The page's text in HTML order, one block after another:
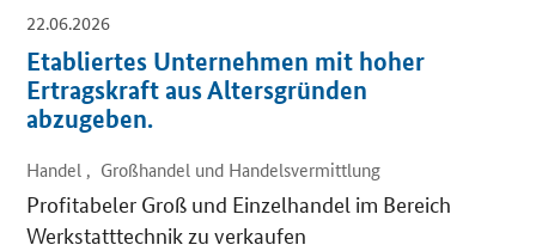
22.06.2026
Etabliertes Unternehmen mit hoher
Ertragskraft aus Altersgründen
abzugeben.
Handel , Großhandel und Handelsvermittlung
Profitabeler Groß und Einzelhandel im Bereich
Werkstatttechnik zu verkaufen